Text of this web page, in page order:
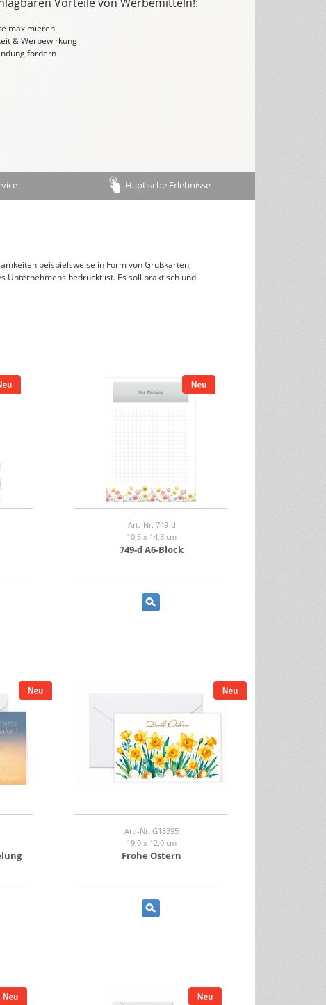
österreichisches Kalendarium
maximieren
& Werbewirkung
fördern
Haptische Erlebnisse
beispielsweise in Form von Grußkarten,
Unternehmens bedruckt ist. Es soll praktisch und
Art.-Nr. 749-d
10,5 x 14,8 cm
749-d A6-Block
Art.-Nr. G18395
19,0 x 12,0 cm
Frohe Ostern